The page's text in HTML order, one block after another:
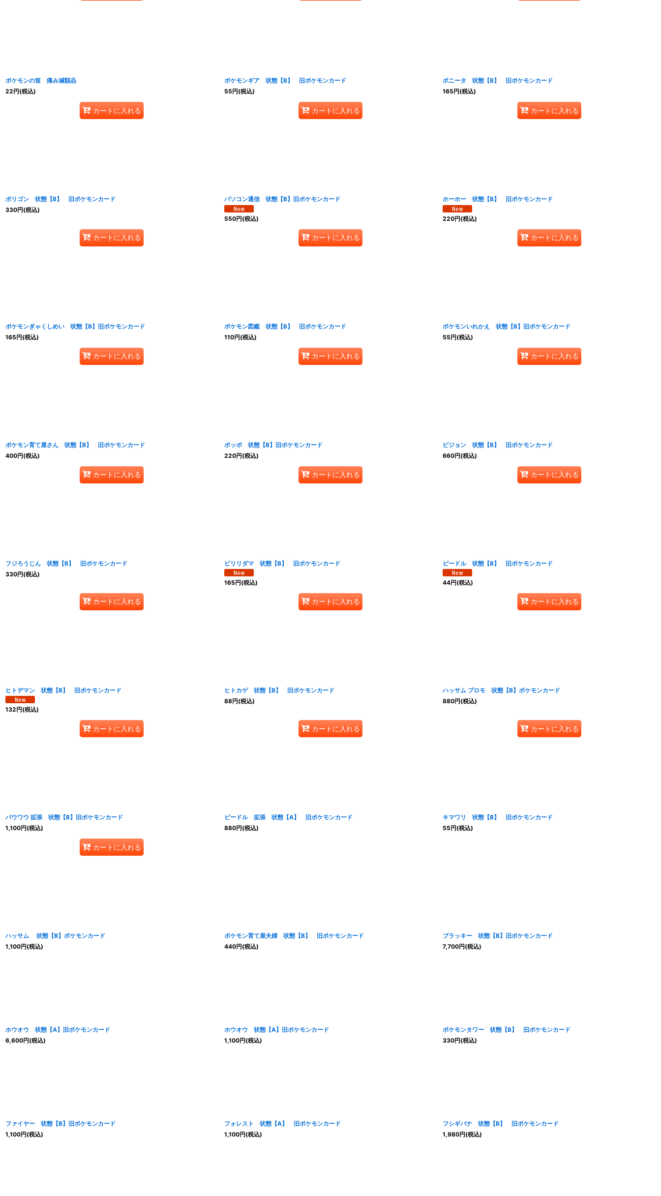
ポケモンの笛 痛み減額品
22円(税込)
カートに入れる
ポケモンギア 状態【B】 旧ポケモンカード
55円(税込)
カートに入れる
ポニータ 状態【B】 旧ポケモンカード
165円(税込)
カートに入れる
ポリゴン 状態【B】 旧ポケモンカード
330円(税込)
カートに入れる
パソコン通信 状態【B】旧ポケモンカード
550円(税込)
カートに入れる
ホーホー 状態【B】 旧ポケモンカード
220円(税込)
カートに入れる
ポケモンぎゃくしめい 状態【B】旧ポケモンカード
165円(税込)
カートに入れる
ポケモン図鑑 状態【B】 旧ポケモンカード
110円(税込)
カートに入れる
ポケモンいれかえ 状態【B】旧ポケモンカード
55円(税込)
カートに入れる
ポケモン育て屋さん 状態【B】 旧ポケモンカード
400円(税込)
カートに入れる
ポッポ 状態【B】旧ポケモンカード
220円(税込)
カートに入れる
ピジョン 状態【B】 旧ポケモンカード
660円(税込)
カートに入れる
フジろうじん 状態【B】 旧ポケモンカード
330円(税込)
カートに入れる
ビリリダマ 状態【B】 旧ポケモンカード
165円(税込)
カートに入れる
ビードル 状態【B】 旧ポケモンカード
44円(税込)
カートに入れる
ヒトデマン 状態【B】 旧ポケモンカード
132円(税込)
カートに入れる
ヒトカゲ 状態【B】 旧ポケモンカード
88円(税込)
カートに入れる
ハッサム プロモ 状態【B】ポケモンカード
880円(税込)
カートに入れる
パウワウ 拡張 状態【B】旧ポケモンカード
1,100円(税込)
カートに入れる
ビードル 拡張 状態【A】 旧ポケモンカード
880円(税込)
キマワリ 状態【B】 旧ポケモンカード
55円(税込)
ハッサム 状態【B】ポケモンカード
1,100円(税込)
ポケモン育て屋夫婦 状態【B】 旧ポケモンカード
440円(税込)
ブラッキー 状態【B】旧ポケモンカード
7,700円(税込)
ホウオウ 状態【A】旧ポケモンカード
6,600円(税込)
ホウオウ 状態【A】旧ポケモンカード
1,100円(税込)
ポケモンタワー 状態【B】 旧ポケモンカード
330円(税込)
ファイヤー 状態【B】旧ポケモンカード
1,100円(税込)
フォレスト 状態【A】 旧ポケモンカード
1,100円(税込)
フシギバナ 状態【B】 旧ポケモンカード
1,980円(税込)